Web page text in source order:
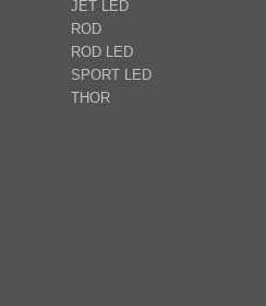
JET LED
ROD
ROD LED
SPORT LED
THOR